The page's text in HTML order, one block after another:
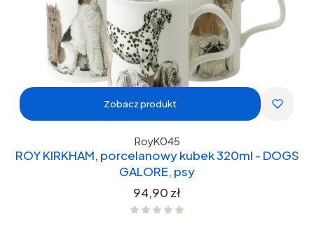
Zobacz produkt
RoyK045
ROY KIRKHAM, porcelanowy kubek 320ml - DOGS
GALORE, psy
Cena
94,90 zł